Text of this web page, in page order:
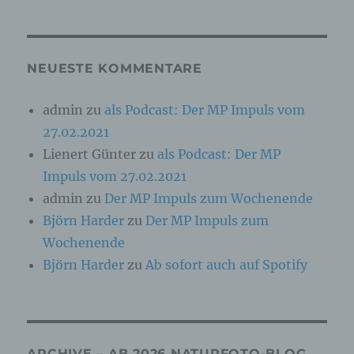
NEUESTE KOMMENTARE
admin zu als Podcast: Der MP Impuls vom
27.02.2021
Lienert Günter zu als Podcast: Der MP
Impuls vom 27.02.2021
admin zu Der MP Impuls zum Wochenende
Björn Harder zu Der MP Impuls zum
Wochenende
Björn Harder zuAb sofort auch auf Spotify
physischen, physiologischen, genetischen,
sozialen Identität dieser natürlichen Person
b) betroffene Person
Betroffene Person ist jede identifizierte oder
identifizierbare natürliche Person, deren
personenbezogene Daten von dem für die
werden.
c) Verarbeitung
automatisierter Verfahren ausgeführte Vorgang